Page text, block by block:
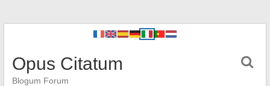
Opus Citatum
Blogum Forum